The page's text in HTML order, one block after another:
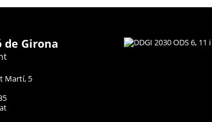
de Girona
Martí, 5